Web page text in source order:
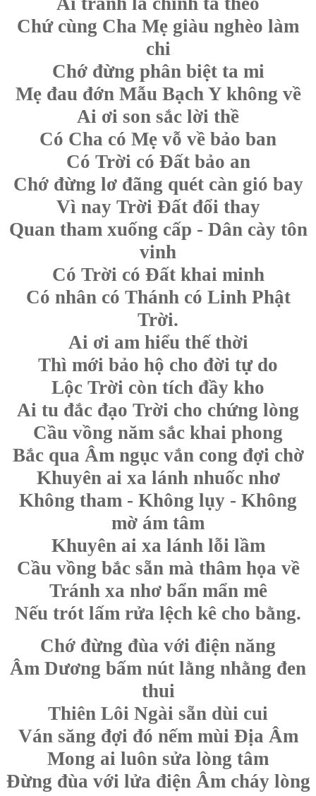
Chứ cùng Cha Mẹ giàu nghèo làm
chi
Chớ đừng phân biệt ta mi
Mẹ đau đớn Mẫu Bạch Y không về
Ai ơi son sắc lời thề
Có Cha có Mẹ vỗ về bảo ban
Có Trời có Đất bảo an
Chớ đừng lơ đãng quét càn gió bay
Vì nay Trời Đất đổi thay
Quan tham xuống cấp - Dân cày tôn
vinh
Có Trời có Đất khai minh
Có nhân có Thánh có Linh Phật
Trời.
Ai ơi am hiểu thế thời
Thì mới bảo hộ cho đời tự do
Lộc Trời còn tích đầy kho
Ai tu đắc đạo Trời cho chứng lòng
Cầu vồng năm sắc khai phong
Bắc qua Âm ngục vắn cong đợi chờ
Khuyên ai xa lánh nhuốc nhơ
Không tham - Không lụy - Không
mờ ám tâm
Khuyên ai xa lánh lỗi lầm
Cầu vồng bắc sẵn mà thâm họa về
Tránh xa nhơ bẩn mẩn mê
Nếu trót lấm rửa lệch kê cho bằng.
Chớ đừng đùa với điện năng
Âm Dương bấm nút lằng nhằng đen
thui
Thiên Lôi Ngài sẵn dùi cui
Ván săng đợi đó nếm mùi Địa Âm
Mong ai luôn sửa lòng tâm
Đừng đùa với lửa điện Âm cháy lòng